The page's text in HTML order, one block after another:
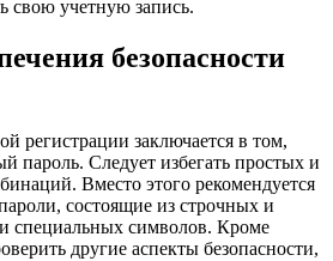
свою учетную запись.
безопасности
регистрации заключается в том,
пароль. Следует избегать простых и
Вместо этого рекомендуется
состоящие из строчных и
специальных символов. Кроме
другие аспекты безопасности,